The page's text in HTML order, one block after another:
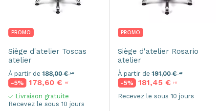
PROMO
Siège d'atelier Toscas
atelier
À partir de 188,00 €HT
-5% 178,60 € HT
Livraison gratuite
Recevez le sous 10 jours
PROMO
Siège d'atelier Rosario
atelier
À partir de 191,00 €HT
-5% 181,45 € HT
Recevez le sous 10 jours